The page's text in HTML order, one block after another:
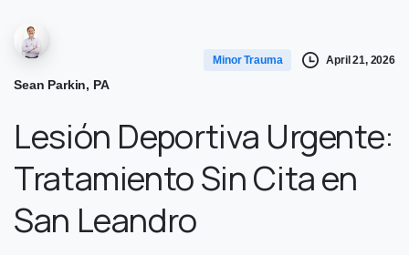
Sean Parkin, PA
Minor Trauma April 21, 2026
Lesión Deportiva Urgente:
Tratamiento Sin Cita en
San Leandro